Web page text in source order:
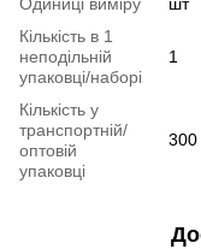
Кількість в 1
неподільній
упаковці/наборі
1
Кількість у
транспортній/
оптовій
упаковці
300